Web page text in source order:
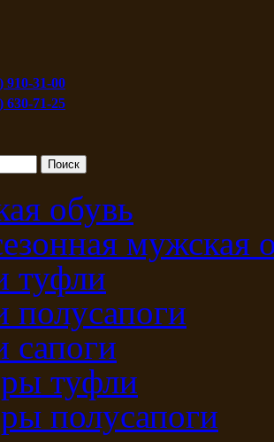
910-31-00
630-71-25
обувь
мужская
туфли
полусапоги
сапоги
туфли
полусапоги